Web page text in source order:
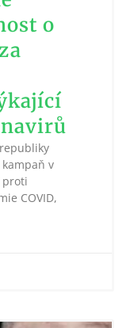
o
v
proti
COVID,